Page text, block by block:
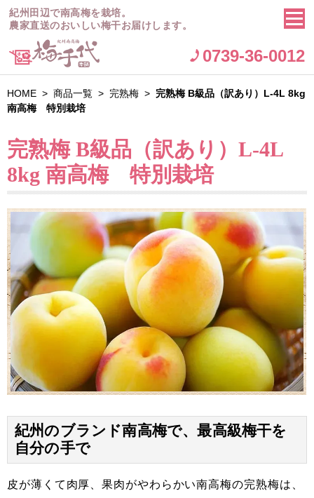
紀州田辺で南高梅を栽培。
農家直送のおいしい梅干お届けします。
0739-36-0012
HOME > 商品一覧 > 完熟梅 > 完熟梅 B級品（訳あり）L-4L 8kg
南高梅 特別栽培
完熟梅 B級品（訳あり）L-4L
8kg 南高梅 特別栽培
紀州のブランド南高梅で、最高級梅干を
自分の手で
皮が薄くて肉厚、果肉がやわらかい南高梅の完熟梅は、